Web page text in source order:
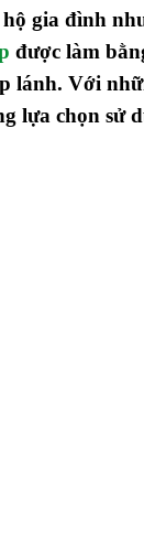
gia đình
được làm
lánh. Với
lựa chọn sử